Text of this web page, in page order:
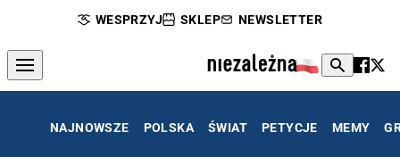
WESPRZYJ SKLEP NEWSLETTER
NAJNOWSZE POLSKA ŚWIAT PETYCJE MEMY